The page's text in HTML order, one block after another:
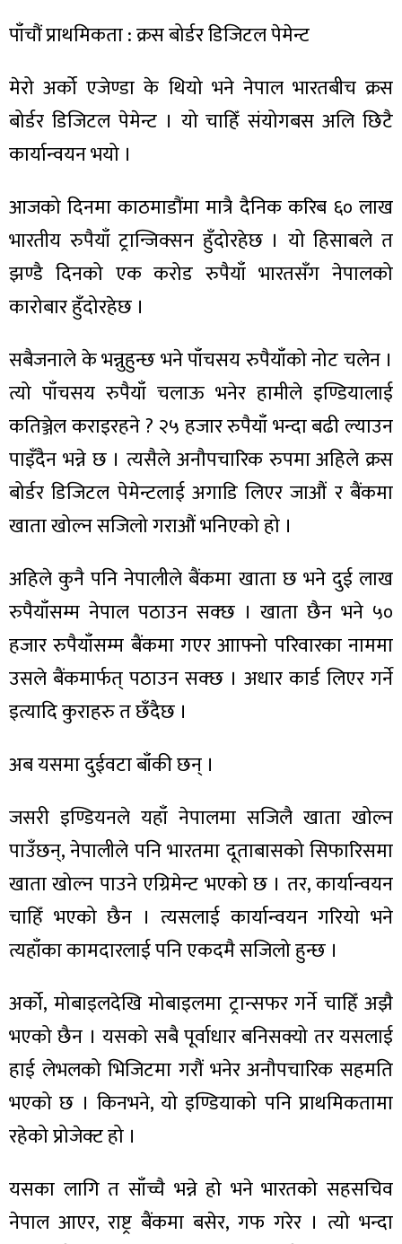
पाँचौं प्राथमिकता : क्रस बोर्डर डिजिटल पेमेन्ट
मेरो अर्को एजेण्डा के थियो भने नेपाल भारतबीच क्रस
बोर्डर डिजिटल पेमेन्ट । यो चाहिँ संयोगबस अलि छिटै
कार्यान्वयन भयो ।
आजको दिनमा काठमाडौंमा मात्रै दैनिक करिब ६० लाख
भारतीय रुपैयाँ ट्रान्जिक्सन हुँदोरहेछ । यो हिसाबले त
झण्डै दिनको एक करोड रुपैयाँ भारतसँग नेपालको
कारोबार हुँदोरहेछ ।
सबैजनाले के भन्नुहुन्छ भने पाँचसय रुपैयाँको नोट चलेन ।
त्यो पाँचसय रुपैयाँ चलाऊ भनेर हामीले इण्डियालाई
कतिञ्जेल कराइरहने ? २५ हजार रुपैयाँ भन्दा बढी ल्याउन
पाइँदैन भन्ने छ । त्यसैले अनौपचारिक रुपमा अहिले क्रस
बोर्डर डिजिटल पेमेन्टलाई अगाडि लिएर जाऔं र बैंकमा
खाता खोल्न सजिलो गराऔं भनिएको हो ।
अहिले कुनै पनि नेपालीले बैंकमा खाता छ भने दुई लाख
रुपैयाँसम्म नेपाल पठाउन सक्छ । खाता छैन भने ५०
हजार रुपैयाँसम्म बैंकमा गएर आाफ्नो परिवारका नाममा
उसले बैंकमार्फत् पठाउन सक्छ । अधार कार्ड लिएर गर्ने
इत्यादि कुराहरु त छँदैछ ।
अब यसमा दुईवटा बाँकी छन् ।
जसरी इण्डियनले यहाँ नेपालमा सजिलै खाता खोल्न
पाउँछन्, नेपालीले पनि भारतमा दूताबासको सिफारिसमा
खाता खोल्न पाउने एग्रिमेन्ट भएको छ । तर, कार्यान्वयन
चाहिँ भएको छैन । त्यसलाई कार्यान्वयन गरियो भने
त्यहाँका कामदारलाई पनि एकदमै सजिलो हुन्छ ।
अर्को, मोबाइलदेखि मोबाइलमा ट्रान्सफर गर्ने चाहिँ अझै
भएको छैन । यसको सबै पूर्वाधार बनिसक्यो तर यसलाई
हाई लेभलको भिजिटमा गरौं भनेर अनौपचारिक सहमति
भएको छ । किनभने, यो इण्डियाको पनि प्राथमिकतामा
रहेको प्रोजेक्ट हो ।
यसका लागि त साँच्चै भन्ने हो भने भारतको सहसचिव
नेपाल आएर, राष्ट्र बैंकमा बसेर, गफ गरेर । त्यो भन्दा